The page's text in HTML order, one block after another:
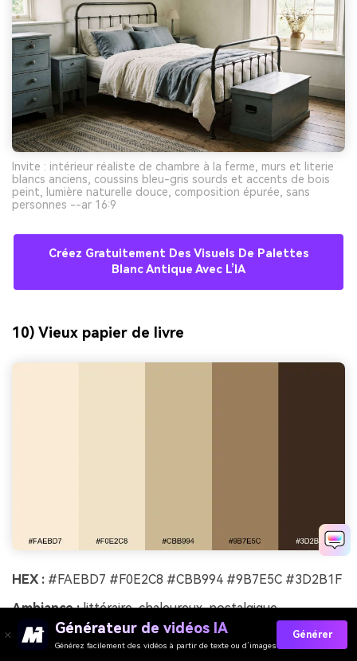
Invite : intérieur réaliste de chambre à la ferme, murs et literie
blancs anciens, coussins bleu-gris sourds et accents de bois
peint, lumière naturelle douce, composition épurée, sans
personnes --ar 16:9
Créez Gratuitement Des Visuels De Palettes
Blanc Antique Avec L’IA
10) Vieux papier de livre
HEX : #FAEBD7 #F0E2C8 #CBB994 #9B7E5C #3D2B1F
Ambiance :littéraire, chaleureux, nostalgique
Idéal pour :design de couverture de livre
Générateur de vidéos IA
Générez facilement des vidéos à partir de texte ou d’images
Générer